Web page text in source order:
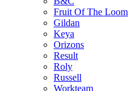
Fruit Of The Loom
Gildan
Keya
Orizons
Result
Roly
Russell
Workteam